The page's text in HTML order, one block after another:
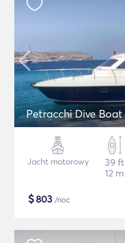
Petracchi Dive Boat
Jacht motorowy
39 ft
12 m
$803 /noc